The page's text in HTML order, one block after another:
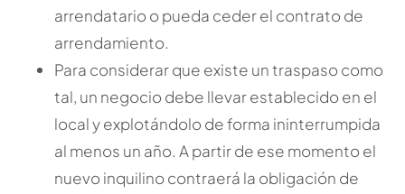
arrendatario o pueda ceder el contrato de
arrendamiento.
Para considerar que existe un traspaso como
tal, un negocio debe llevar establecido en el
local y explotándolo de forma ininterrumpida
al menos un año. A partir de ese momento el
nuevo inquilino contraerá la obligación de